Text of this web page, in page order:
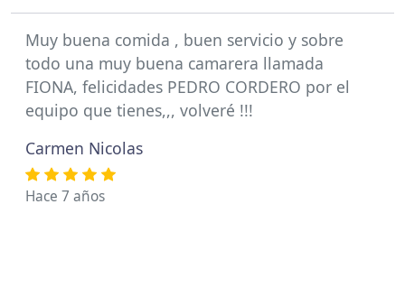
Muy buena comida , buen servicio y sobre
todo una muy buena camarera llamada
FIONA, felicidades PEDRO CORDERO por el
equipo que tienes,,, volveré !!!
Carmen Nicolas
Hace 7 años